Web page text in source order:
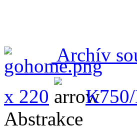
Archív
x 220
Abstrakce